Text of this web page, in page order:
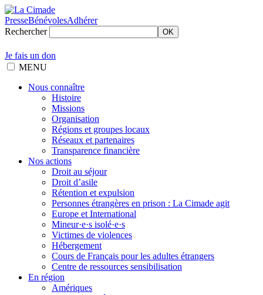
PresseBénévolesAdhérer
Rechercher
OK
Je fais un don
MENU
Nous connaître
Histoire
Missions
Organisation
Régions et groupes locaux
Réseaux et partenaires
Transparence financière
Nos actions
Droit au séjour
Droit d’asile
Rétention et expulsion
Personnes étrangères en prison : La Cimade agit
Europe et International
Mineur·e·s isolé·e·s
Victimes de violences
Hébergement
Cours de Français pour les adultes étrangers
Centre de ressources sensibilisation
En région
Amériques